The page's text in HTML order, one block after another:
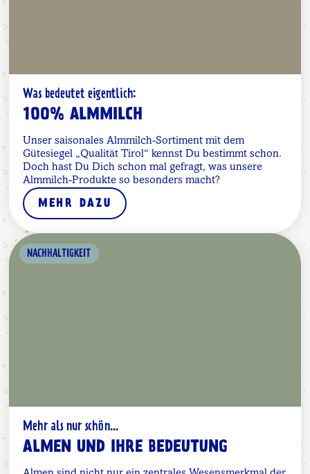
Was bedeutet eigentlich:
100% ALMMILCH
Unser saisonales Almmilch-Sortiment mit dem
Gütesiegel „Qualität Tirol“ kennst Du bestimmt schon.
Doch hast Du Dich schon mal gefragt, was unsere
Almmilch-Produkte so besonders macht?
MEHR DAZU
NACHHALTIGKEIT
Mehr als nur schön...
ALMEN UND IHRE BEDEUTUNG